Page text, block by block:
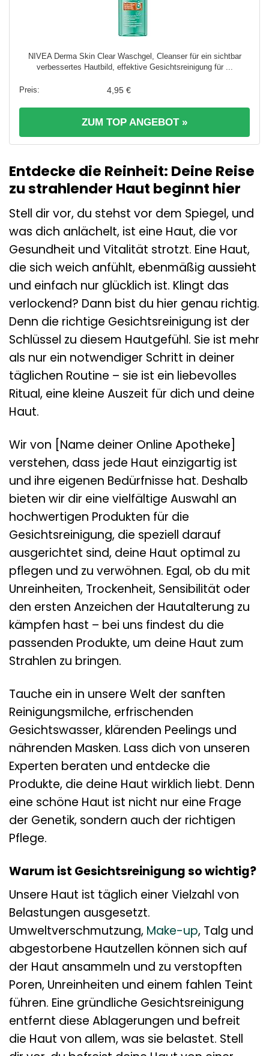
NIVEA Derma Skin Clear Waschgel, Cleanser für ein sichtbar
verbessertes Hautbild, effektive Gesichtsreinigung für ...
4,95 €
ZUM TOP ANGEBOT »
Entdecke die Reinheit: Deine Reise
zu strahlender Haut beginnt hier
Stell dir vor, du stehst vor dem Spiegel, und
was dich anlächelt, ist eine Haut, die vor
Gesundheit und Vitalität strotzt. Eine Haut,
die sich weich anfühlt, ebenmäßig aussieht
und einfach nur glücklich ist. Klingt das
verlockend? Dann bist du hier genau richtig.
Denn die richtige Gesichtsreinigung ist der
Schlüssel zu diesem Hautgefühl. Sie ist mehr
als nur ein notwendiger Schritt in deiner
täglichen Routine – sie ist ein liebevolles
Ritual, eine kleine Auszeit für dich und deine
Haut.
Wir von [Name deiner Online Apotheke]
verstehen, dass jede Haut einzigartig ist
und ihre eigenen Bedürfnisse hat. Deshalb
bieten wir dir eine vielfältige Auswahl an
hochwertigen Produkten für die
Gesichtsreinigung, die speziell darauf
ausgerichtet sind, deine Haut optimal zu
pflegen und zu verwöhnen. Egal, ob du mit
Unreinheiten, Trockenheit, Sensibilität oder
den ersten Anzeichen der Hautalterung zu
kämpfen hast – bei uns findest du die
passenden Produkte, um deine Haut zum
Strahlen zu bringen.
Tauche ein in unsere Welt der sanften
Reinigungsmilche, erfrischenden
Gesichtswasser, klärenden Peelings und
nährenden Masken. Lass dich von unseren
Experten beraten und entdecke die
Produkte, die deine Haut wirklich liebt. Denn
eine schöne Haut ist nicht nur eine Frage
der Genetik, sondern auch der richtigen
Pflege.
Warum ist Gesichtsreinigung so wichtig?
Unsere Haut ist täglich einer Vielzahl von
Belastungen ausgesetzt.
Umweltverschmutzung, Make-up, Talg und
abgestorbene Hautzellen können sich auf
der Haut ansammeln und zu verstopften
Poren, Unreinheiten und einem fahlen Teint
führen. Eine gründliche Gesichtsreinigung
entfernt diese Ablagerungen und befreit
die Haut von allem, was sie belastet. Stell